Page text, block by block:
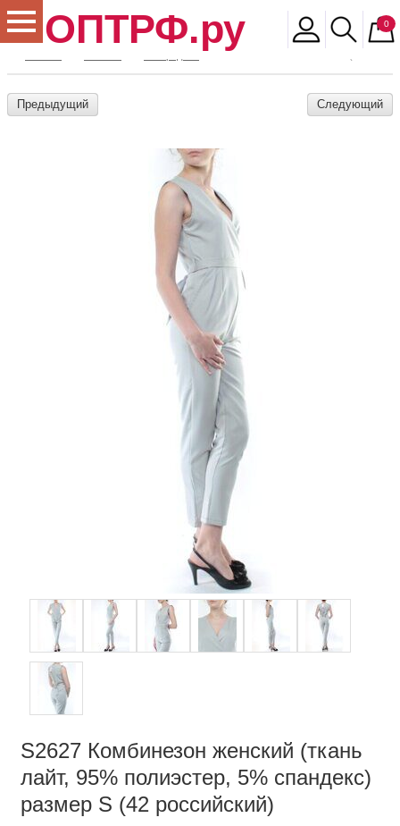
ОПТРФ.ру 0
Предыдущий Следующий
S2627 Комбинезон женский (ткань
лайт, 95% полиэстер, 5% спандекс)
размер S (42 российский)